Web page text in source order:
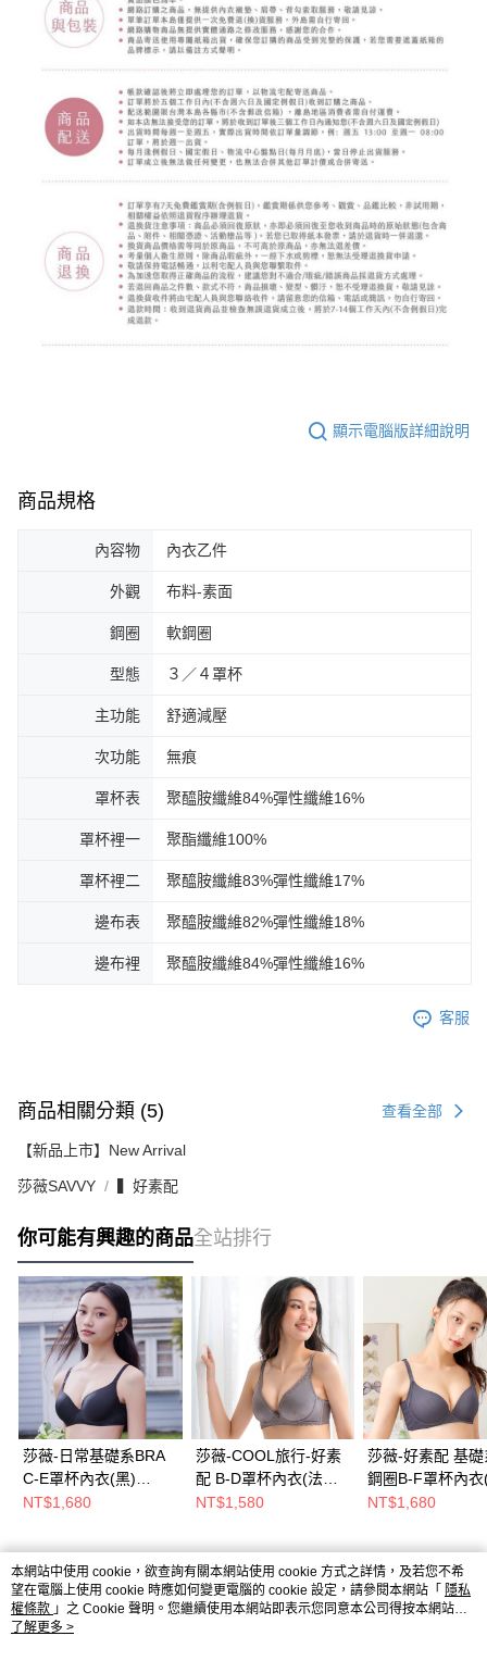
顯示電腦版詳細說明
商品規格
內容物 內衣乙件
外觀 布料-素面
鋼圈 軟鋼圈
型態 ３／４罩杯
主功能 舒適減壓
次功能 無痕
罩杯表 聚醯胺纖維84%彈性纖維16%
罩杯裡一 聚酯纖維100%
罩杯裡二 聚醯胺纖維83%彈性纖維17%
邊布表 聚醯胺纖維82%彈性纖維18%
邊布裡 聚醯胺纖維84%彈性纖維16%
客服
商品相關分類 (5) 查看全部
【新品上市】New Arrival
莎薇SAVVY ▍好素配
你可能有興趣的商品全站排行
莎薇-日常基礎系BRA
C-E罩杯內衣(黑)
AB3565BL
NT$1,680
莎薇-COOL旅行-好素
配 B-D罩杯內衣(法式
灰) 冰涼又透氣-
NT$1,580
莎薇-好素配 基礎
鋼圈B-F罩杯內
色) AB3588FT
NT$1,680
熱門標籤
本網站中使用 cookie，欲查詢有關本網站使用 cookie 方式之詳情，及若您不希
望在電腦上使用 cookie 時應如何變更電腦的 cookie 設定，請參閱本網站「 隱私
權條款 」之 Cookie 聲明。您繼續使用本網站即表示您同意本公司得按本網站使
用條款之 Cookie 聲明使用 cookie。
了解更多 >